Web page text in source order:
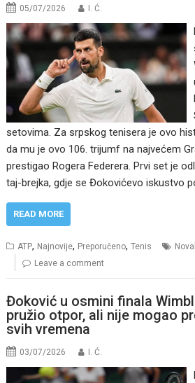
05/07/2026 I. Ć.
setovima. Za srpskog tenisera je ovo
da mu je ovo 106. trijumf na najvećem
prestigao Rogera Federera. Prvi set je
taj-brejka, gdje se Đokovićevo iskustvo
READ MORE
ATP, Najnovije, Preporučeno,Tenis
Leave a comment
Đoković u osmini finala
pružio otpor, ali nije mogao
svih vremena
03/07/2026 I. Ć.